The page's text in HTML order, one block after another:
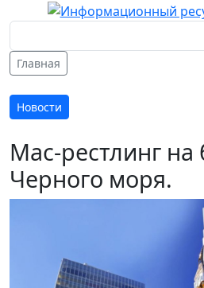
Главная
Новости
Мас-рестлинг на
Черного моря.